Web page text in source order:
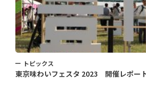
トピックス
東京味わいフェスタ 2023 開催レポート